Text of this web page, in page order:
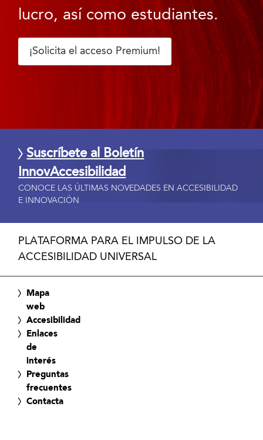
lucro, así como estudiantes.
¡Solicita el acceso Premium!
Suscríbete al Boletín
InnovAccesibilidad
CONOCE LAS ÚLTIMAS NOVEDADES EN ACCESIBILIDAD
E INNOVACIÓN
PLATAFORMA PARA EL IMPULSO DE LA
ACCESIBILIDAD UNIVERSAL
Mapa
web
Accesibilidad
Enlaces
de
interés
Preguntas
frecuentes
Contacta